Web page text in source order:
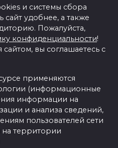
и системы сбора
сайт удобнее, а также
Пожалуйста,
конфиденциальности!
вы соглашаетесь с
применяются
(информационные
информации на
и анализа сведений,
пользователей сети
на территории